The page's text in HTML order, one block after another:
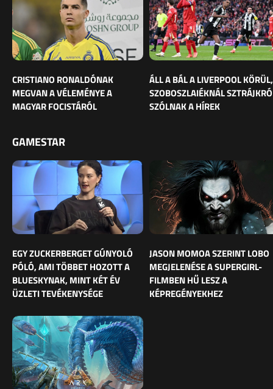
CRISTIANO RONALDÓNAK
MEGVAN A VÉLEMÉNYE A
MAGYAR FOCISTÁRÓL
ÁLL A BÁL A LIVERPOOL KÖRÜL,
SZOBOSZLAIÉKNÁL
SZÓLNAK A HÍREK
GAMESTAR
EGY ZUCKERBERGET GÚNYOLÓ
PÓLÓ, AMI TÖBBET HOZOTT A
BLUESKYNAK, MINT KÉT ÉV
ÜZLETI TEVÉKENYSÉGE
JASON MOMOA SZERINT LOBO
MEGJELENÉSE A SUPERGIRL-
FILMBEN HŰ LESZ A
KÉPREGÉNYEKHEZ